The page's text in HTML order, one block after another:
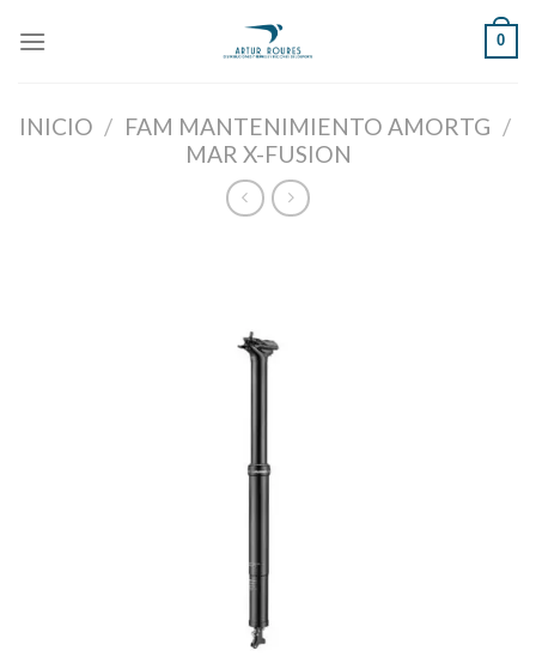
0
INICIO / FAM MANTENIMIENTO AMORTG /
MAR X-FUSION